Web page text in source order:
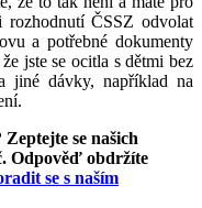
rozhodnutí ČSSZ odvolat
a potřebné dokumenty
jste se ocitla s dětmi bez
jiné dávky, například na
se našich
Odpověď obdržíte
se s naším